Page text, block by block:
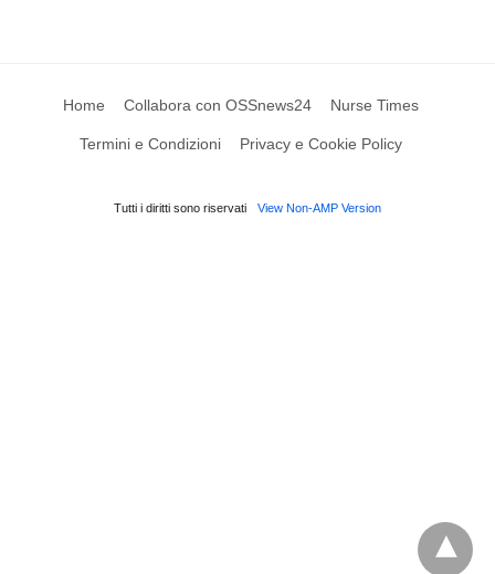
Home Collabora con OSSnews24 Nurse Times
Termini e Condizioni Privacy e Cookie Policy
Tutti i diritti sono riservati View Non-AMP Version